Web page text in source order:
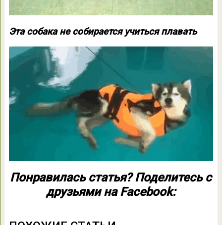
Эта собака не собирается учиться плавать
Понравилась статья? Поделитесь с
друзьями на Facebook: